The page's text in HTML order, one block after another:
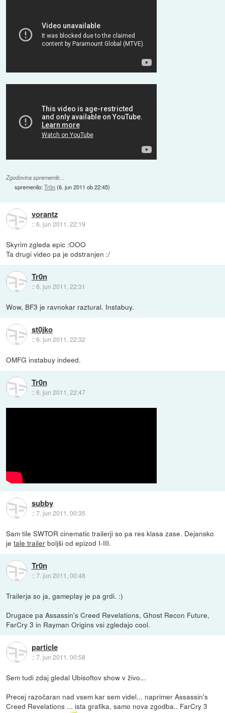
Zgodovina sprememb…
spremenilo:Tr0n(6. jun 2011 ob 22:45)
vorantz
::6. jun 2011, 22:19
Skyrim zgleda epic :OOO
Ta drugi video pa je odstranjen :/
Tr0n
::6. jun 2011, 22:31
Wow, BF3 je ravnokar raztural. Instabuy.
st0jko
::6. jun 2011, 22:32
OMFG instabuy indeed.
Tr0n
::6. jun 2011, 22:47
subby
::7. jun 2011, 00:35
Sam tile SWTOR cinematic trailerji so pa res klasa zase. Dejansko
jetale trailer boljši od epizod I-III.
Tr0n
::7. jun 2011, 00:48
Trailerja so ja, gameplay je pa grdi. :)
Drugace pa Assassin's Creed Revelations, Ghost Recon Future,
FarCry 3 in Rayman Origins vsi zgledajo cool.
particle
::7. jun 2011, 00:58
Sem tudi zdaj gledal Ubisoftov show v živo...
Precej razočaran nad vsem kar sem videl... naprimer Assassin's
Creed Revelations ... ista grafika, samo nova zgodba.. FarCry 3